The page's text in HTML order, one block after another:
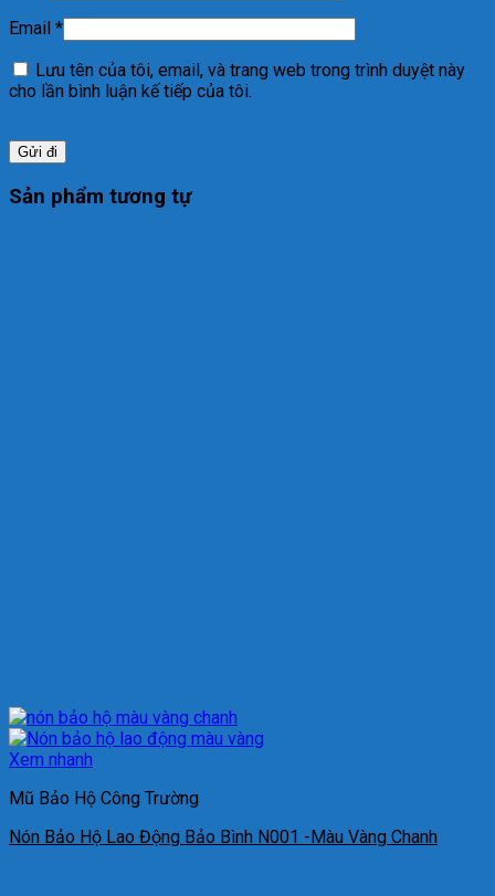
Email *
Lưu tên của tôi, email, và trang web trong trình duyệt này
cho lần bình luận kế tiếp của tôi.
Sản phẩm tương tự
Xem nhanh
Mũ Bảo Hộ Công Trường
Nón Bảo Hộ Lao Động Bảo Bình N001 -Màu Vàng Chanh